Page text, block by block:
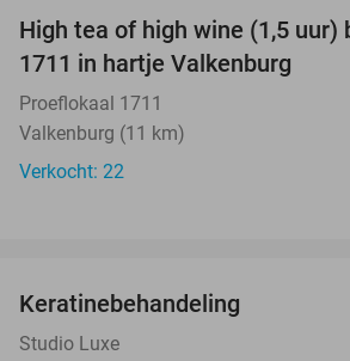
High tea of high wine (1,5 uur)
1711 in hartje Valkenburg
Proeflokaal 1711
Valkenburg (11 km)
Verkocht: 22
Keratinebehandeling
Studio Luxe